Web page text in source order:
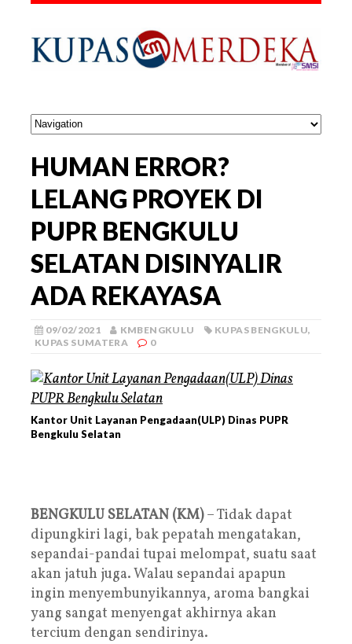
HUMAN ERROR?
LELANG PROYEK DI
PUPR BENGKULU
SELATAN DISINYALIR
ADA REKAYASA
09/02/2021 KMBENGKULU KUPAS BENGKULU,
KUPAS SUMATERA
0
Kantor Unit Layanan Pengadaan(ULP) Dinas PUPR
Bengkulu Selatan
BENGKULU SELATAN (KM)– Tidak dapat
dipungkiri lagi, bak pepatah mengatakan,
sepandai-pandai tupai melompat, suatu saat
akan jatuh juga. Walau sepandai apapun
ingin menyembunyikannya, aroma bangkai
yang sangat menyengat akhirnya akan
tercium dengan sendirinya.